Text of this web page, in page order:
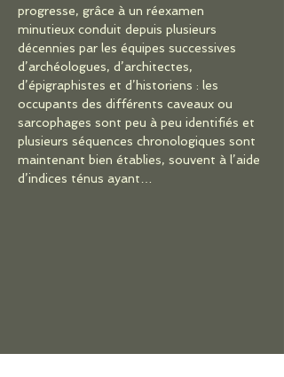
progresse, grâce à un réexamen
minutieux conduit depuis plusieurs
décennies par les équipes successives
d’archéologues, d’architectes,
d’épigraphistes et d’historiens : les
occupants des différents caveaux ou
sarcophages sont peu à peu identifiés et
plusieurs séquences chronologiques sont
maintenant bien établies, souvent à l’aide
d’indices ténus ayant…